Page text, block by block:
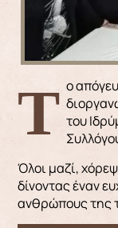
Το απόγευμα της 24ης Νοεμβρίου 2018, του
Όλοι μαζί,
δίνοντας έναν
ανθρώπους της